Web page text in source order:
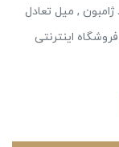
, میل تعادل
اینترنتی